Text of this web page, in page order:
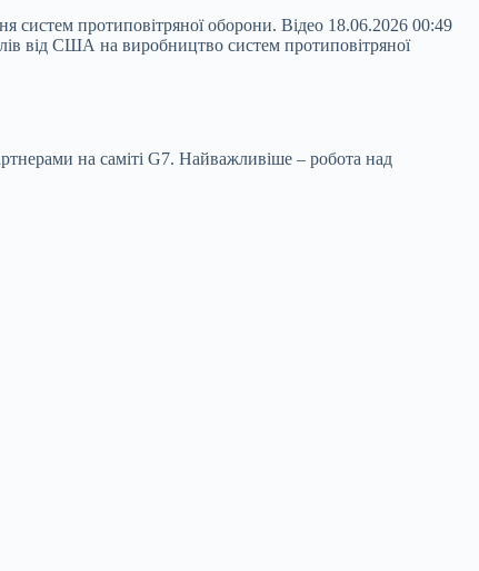
систем протиповітряної оборони. Відео 18.06.2026 00:49
від США на виробництво систем протиповітряної
на саміті G7. Найважливіше – робота над